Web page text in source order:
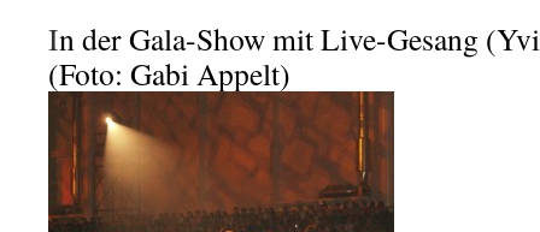
In der Gala-Show mit Live-Gesang
(Foto: Gabi Appelt)